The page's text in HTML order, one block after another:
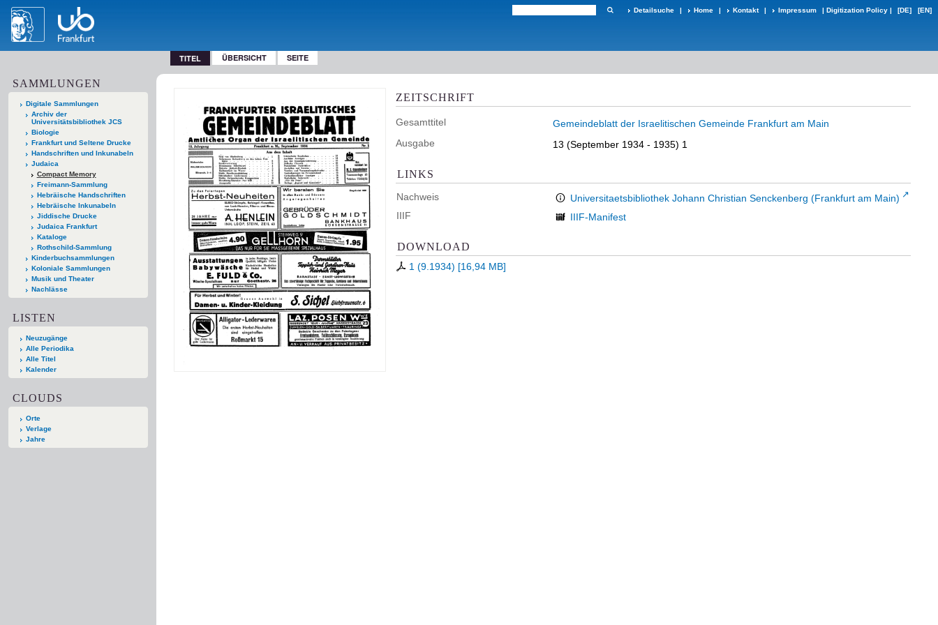
Detailsuche | Home | Kontakt | Impressum | Digitization Policy | [DE] [EN]
TITEL ÜBERSICHT SEITE
SAMMLUNGEN
Digitale Sammlungen
Archiv der
Universitätsbibliothek JCS
Biologie
Frankfurt und Seltene Drucke
Handschriften und Inkunabeln
Judaica
Compact Memory
Freimann-Sammlung
Hebräische Handschriften
Hebräische Inkunabeln
Jiddische Drucke
Judaica Frankfurt
Kataloge
Rothschild-Sammlung
Kinderbuchsammlungen
Koloniale Sammlungen
Musik und Theater
Nachlässe
LISTEN
Neuzugänge
Alle Periodika
Alle Titel
Kalender
CLOUDS
Orte
Verlage
Jahre
ZEITSCHRIFT
Gesamttitel
Gemeindeblatt der Israelitischen Gemeinde Frankfurt am Main
Ausgabe
13 (September 1934 - 1935) 1
LINKS
Nachweis
Universitaetsbibliothek Johann Christian Senckenberg (Frankfurt am Main)
IIIF
IIIF-Manifest
DOWNLOAD
1 (9.1934) [16,94 MB]